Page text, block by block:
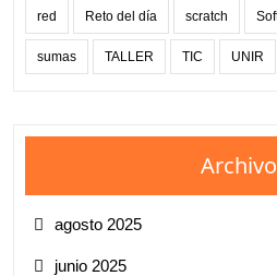
red Reto del día scratch
sumas TALLER TIC UNIR
agosto 2025
junio 2025